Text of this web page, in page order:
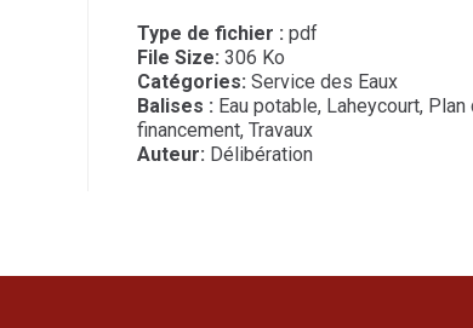
Type de fichier : pdf
File Size: 306 Ko
Catégories: Service des Eaux
Balises : Eau potable, Laheycourt, Plan
financement, Travaux
Auteur: Délibération